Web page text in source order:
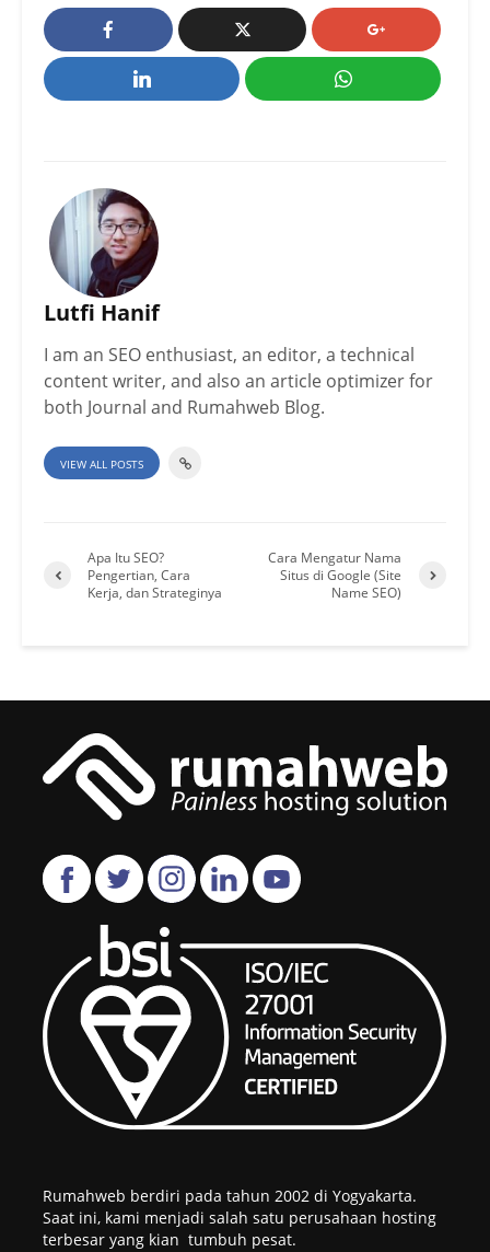
Lutfi Hanif
I am an SEO enthusiast, an editor, a technical
content writer, and also an article optimizer for
both Journal and Rumahweb Blog.
VIEW ALL POSTS
Apa Itu SEO?
Pengertian, Cara
Kerja, dan Strateginya
Cara Mengatur Nama
Situs di Google (Site
Name SEO)
Rumahweb berdiri pada tahun 2002 di Yogyakarta.
Saat ini, kami menjadi salah satu perusahaan hosting
terbesar yang kian tumbuh pesat.